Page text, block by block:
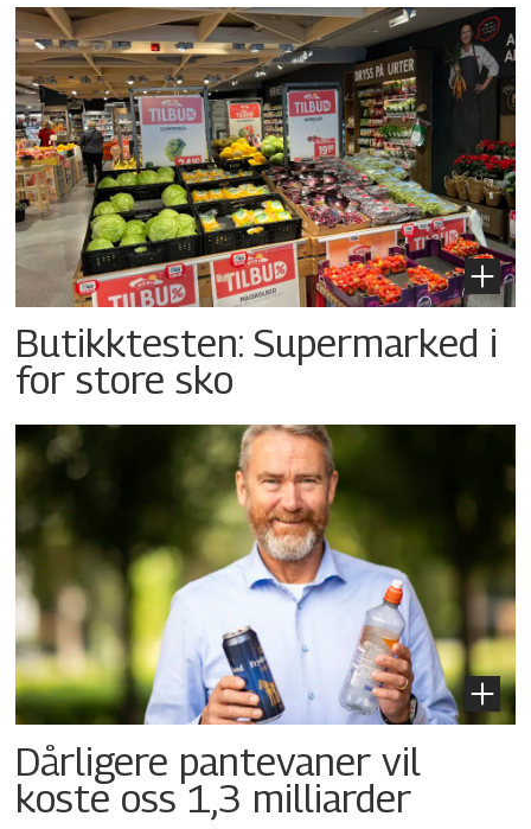
Butikktesten: Supermarked i
for store sko
Dårligere pantevaner vil
koste oss 1,3 milliarder